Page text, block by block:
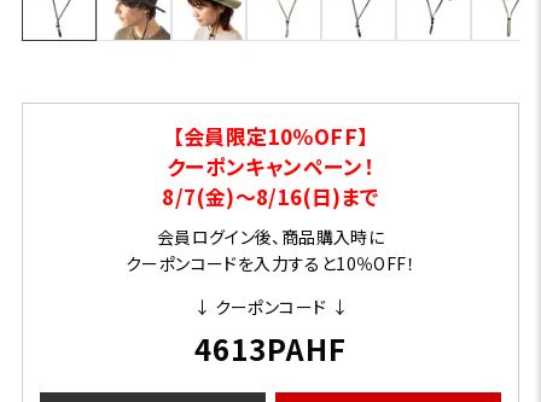
【会員限定10％OFF】
クーポンキャンペーン！
8/7(金)～8/16(日)まで
会員ログイン後、商品購入時に
クーポンコードを入力すると10％OFF！
↓ クーポンコード ↓
4613PAHF